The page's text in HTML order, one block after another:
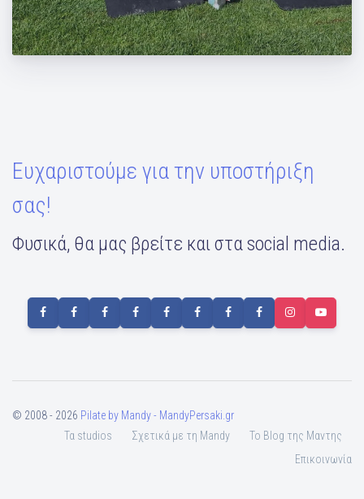
Clinical Pilates: Τι Είναι και σε Ποιον
Απευθύνεται
Ευχαριστούμε για την υποστήριξη
σας!
Φυσικά, θα μας βρείτε και στα social media.
© 2008 - 2026 Pilate by Mandy - MandyPersaki.gr
Τα studios
Σχετικά με τη Mandy
To Blog της Μαντης
Επικοινωνία